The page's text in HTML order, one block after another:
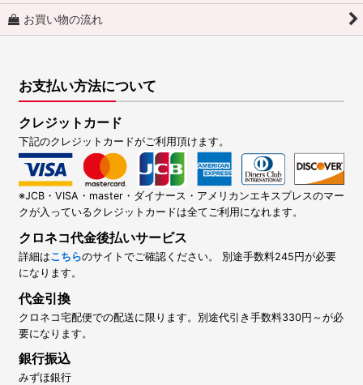
お買い物の流れ
お支払い方法について
クレジットカード
下記のクレジットカードがご利用頂けます。
※JCB・VISA・master・ダイナース・アメリカンエキスプレスのマー
クが入っているクレジットカードは全てご利用になれます。
クロネコ代金後払いサービス
詳細はこちらのサイトでご確認ください。 別途手数料245円が必要
になります。
代金引換
クロネコ宅配便での配送に限ります。別途代引き手数料330円～が必
要になります。
銀行振込
みずほ銀行